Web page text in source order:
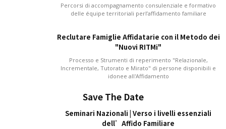
Percorsi di accompagnamento consulenziale e formativo
delle équipe territoriali perl’affidamento familiare
Reclutare Famiglie Affidatarie con il Metodo dei
"Nuovi RITMi"
Processo e Strumenti di reperimento "Relazionale,
Incrementale, Tutorato e Mirato" di persone disponibili e
idonee all'Affidamento
Save The Date
Seminari Nazionali | Verso i livelli essenziali
dell’Affido Familiare